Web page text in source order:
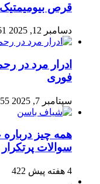
قرص
دسامبر 12, 2025
ادرار مرد در
فوری
سپتامبر 7, 2025
همه چیز
سوالات پرتکرار
4 هفته پیش 422